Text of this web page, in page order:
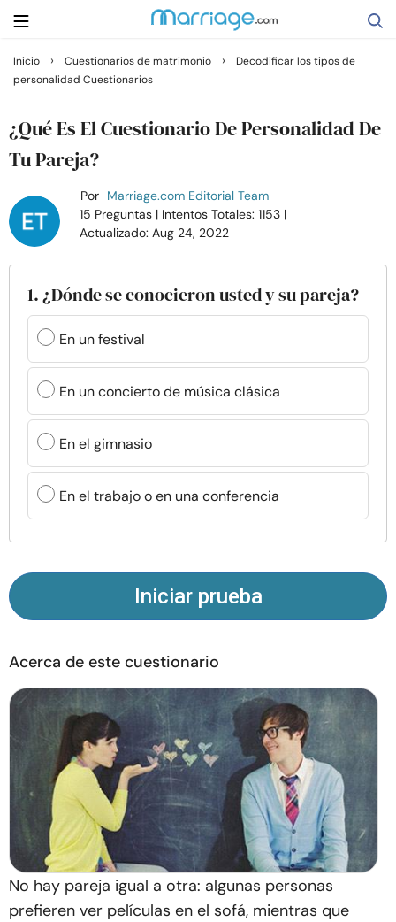
Buscar
Casarse
Relaciones
Familia
Ayuda
Cursos
Recursos
Comunidad
Encuentra un terapeuta
nosotros
Inicio › Cuestionarios de matrimonio ›
Decodificar los tipos de
personalidad Cuestionarios
¿Qué Es El Cuestionario De Personalidad De
Tu Pareja?
Por Marriage.com Editorial Team
15 Preguntas | Intentos Totales: 1153 |
Actualizado: Aug 24, 2022
1. ¿Dónde se conocieron usted y su pareja?
En un festival
En un concierto de música clásica
En el gimnasio
En el trabajo o en una conferencia
Iniciar prueba
Acerca de este cuestionario
No hay pareja igual a otra: algunas personas
prefieren ver películas en el sofá, mientras que